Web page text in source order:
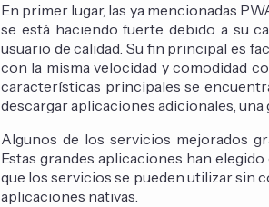
En primer lugar, las ya mencionadas
se está haciendo fuerte debido a su
usuario de calidad. Su fin principal es
con la misma velocidad y comodidad
características principales se
descargar aplicaciones adicionales,
Algunos de los servicios mejorados
Estas grandes aplicaciones han
que los servicios se pueden utilizar sin
aplicaciones nativas.